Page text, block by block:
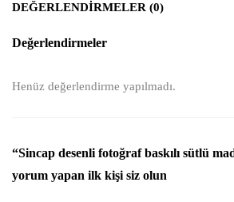
DEĞERLENDIRMELER (0)
Değerlendirmeler
Henüz değerlendirme yapılmadı.
“Sincap desenli fotoğraf baskılı sütlü
yorum yapan ilk kişi siz olun